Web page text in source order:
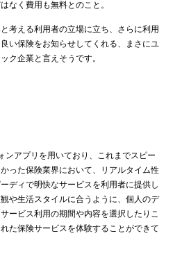
なく費用も無料とのこと。
考える利用者の立場に立ち、さらに利用
い保険をお知らせしてくれる、まさにユ
ク企業と言えそうです。
ンアプリを用いており、これまでスピー
った保険業界において、リアルタイム性
ディで明快なサービスを利用者に提供し
や生活スタイルに合うように、個人のデ
ービス利用の期間や内容を選択したりこ
た保険サービスを体験することができて